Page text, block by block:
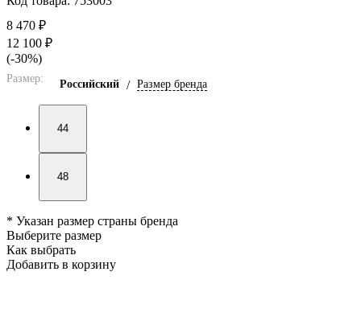
8 470 ₽
12 100 ₽
(-30%)
Размер: Российский / Размер бренда
44
48
* Указан размер страны бренда
Выберите размер
Как выбрать
Добавить в корзину